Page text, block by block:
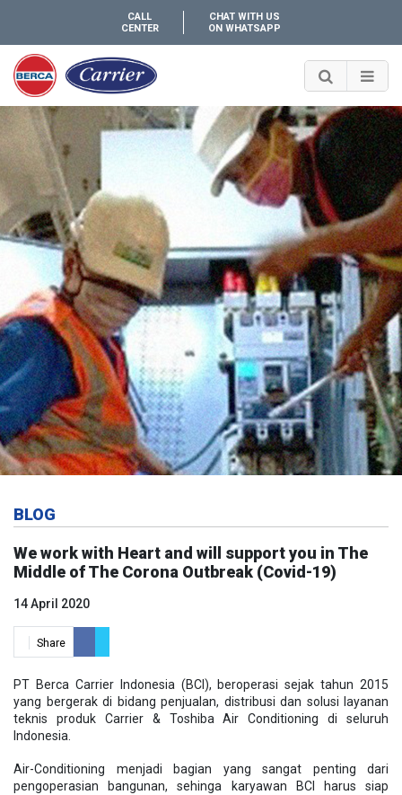
CALL
CENTER
CHAT WITH US
ON WHATSAPP
BLOG
We work with Heart and will support you in The
Middle of The Corona Outbreak (Covid-19)
14 April 2020
Share
PT Berca Carrier Indonesia (BCI), beroperasi sejak tahun 2015
yang bergerak di bidang penjualan, distribusi dan solusi layanan
teknis produk Carrier & Toshiba Air Conditioning di seluruh
Indonesia.
Air-Conditioning menjadi bagian yang sangat penting dari
pengoperasian bangunan, sehinga karyawan BCI harus siap